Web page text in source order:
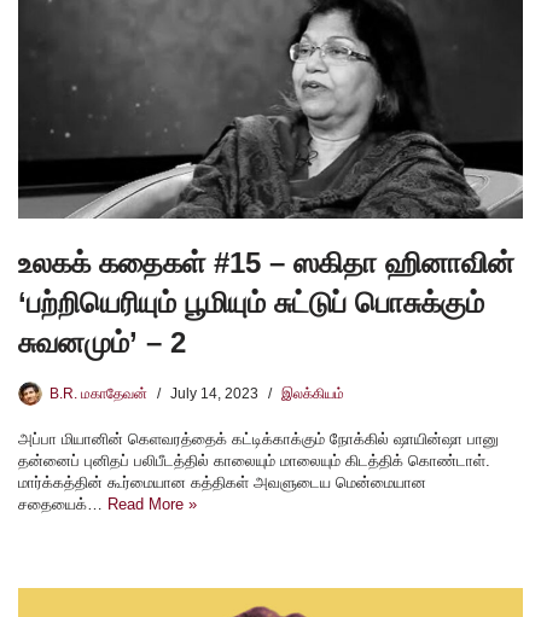
உலகக் கதைகள் #15 – ஸகிதா ஹினாவின்
‘பற்றியெரியும் பூமியும் சுட்டுப் பொசுக்கும்
சுவனமும்’ – 2
B.R. மகாதேவன் July 14, 2023 இலக்கியம்
அப்பா மியானின் கெளவரத்தைக் கட்டிக்காக்கும் நோக்கில் ஷாயின்ஷா பானு
தன்னைப் புனிதப் பலிபீடத்தில் காலையும் மாலையும் கிடத்திக் கொண்டாள்.
மார்க்கத்தின் கூர்மையான கத்திகள் அவளுடைய மென்மையான
சதையைக்…
Read More »